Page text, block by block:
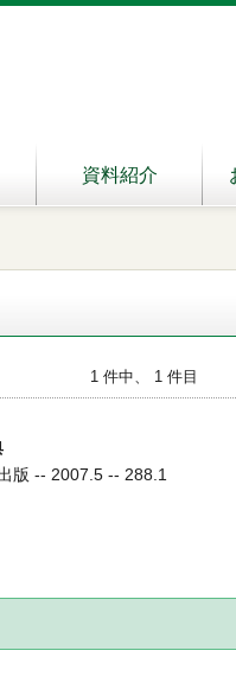
資料紹介
1 件中、 1 件目
版 -- 2007.5 -- 288.1